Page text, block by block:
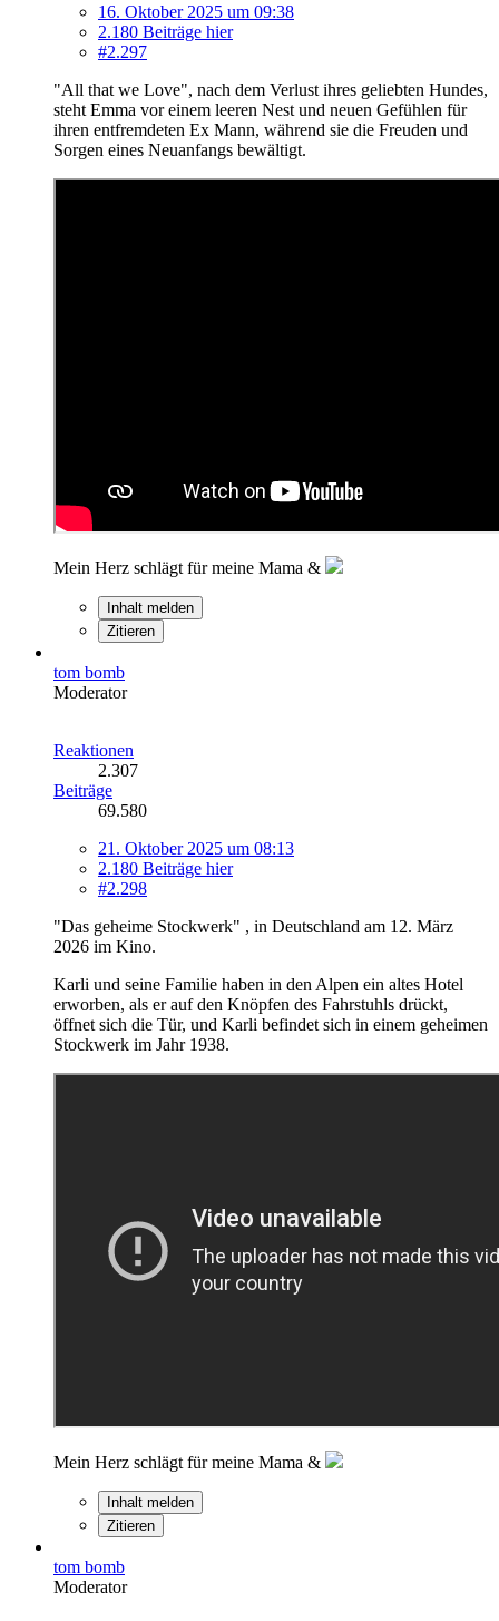
16. Oktober 2025 um 09:38
2.180 Beiträge hier
#2.297
"All that we Love", nach dem Verlust ihres geliebten Hundes,
steht Emma vor einem leeren Nest und neuen Gefühlen für
ihren entfremdeten Ex Mann, während sie die Freuden und
Sorgen eines Neuanfangs bewältigt.
Mein Herz schlägt für meine Mama &
Inhalt melden
Zitieren
tom bomb
Moderator
Reaktionen
2.307
Beiträge
69.580
21. Oktober 2025 um 08:13
2.180 Beiträge hier
#2.298
"Das geheime Stockwerk" , in Deutschland am 12. März
2026 im Kino.
Karli und seine Familie haben in den Alpen ein altes Hotel
erworben, als er auf den Knöpfen des Fahrstuhls drückt,
öffnet sich die Tür, und Karli befindet sich in einem geheimen
Stockwerk im Jahr 1938.
Mein Herz schlägt für meine Mama &
Inhalt melden
Zitieren
tom bomb
Moderator